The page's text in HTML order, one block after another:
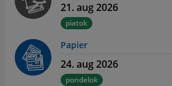
21. aug 2026
piatok
Papier
24. aug 2026
pondelok